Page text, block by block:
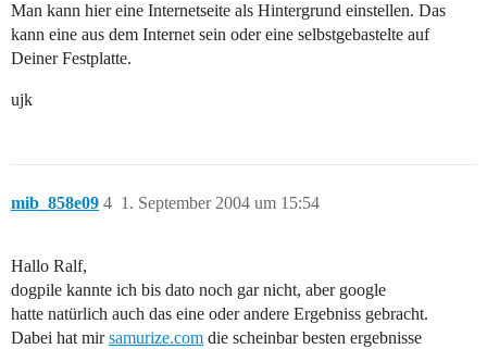
Man kann hier eine Internetseite als Hintergrund einstellen. Das
kann eine aus dem Internet sein oder eine selbstgebastelte auf
Deiner Festplatte.
ujk
mib_858e09 1. September 2004 um 15:54
4
Hallo Ralf,
dogpile kannte ich bis dato noch gar nicht, aber google
hatte natürlich auch das eine oder andere Ergebniss gebracht.
Dabei hat mirsamurize.com die scheinbar besten ergebnisse